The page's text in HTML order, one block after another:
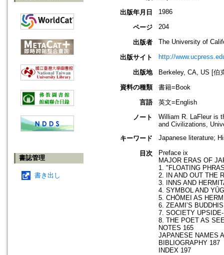
書誌管理
書き出し
出版年月日 1986
ページ 204
出版者 The University of
出版サイト http://
出版地
Berkeley, CA, US [伯
資料の種類
書籍=Book
言語
英文=English
ノート
William R. LaFleur is
and Civilizations,
キーワード
Japanese literature;
目次
Preface ix
MAJOR ERAS OF
1. "FLOATING
2. IN AND OUT THE
3. INNS AND
4. SYMBOL AND
5. CHŌMEI AS
6. ZEAMI’S
7. SOCIETY
8. THE POET AS
NOTES 165
JAPANESE NAMES
BIBLIOGRAPHY 187
INDEX 197